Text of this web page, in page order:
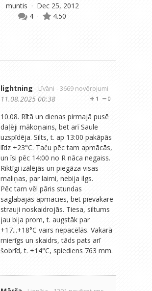
muntis · Dec 25, 2012
4 · 4.50
lightning - Līvāni - 3669 novērojumi
0
1
11.08.2025 00:38
10.08. Rītā un dienas pirmajā pusē
daļēji mākoņains, bet arī Saule
uzspīdēja. Silts, t. ap 13:00 pakāpās
līdz +23°C. Taču pēc tam apmācās,
un īsi pēc 14:00 no R nāca negaiss.
Riktīgi izālējās un piegāza visas
maliņas, par laimi, nebija ilgs.
Pēc tam vēl pāris stundas
saglabājās apmācies, bet pievakarē
strauji noskaidrojās. Tiesa, siltums
jau bija prom, t. augstāk par
+17...+18°C vairs nepacēlās. Vakarā
mierīgs un skaidrs, tāds pats arī
šobrīd, t. +14°C, spiediens 763 mm.